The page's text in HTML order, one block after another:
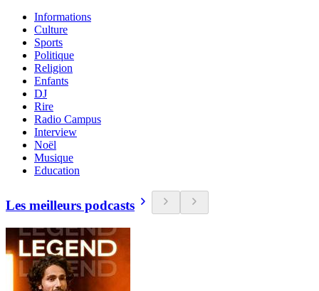
Informations
Culture
Sports
Politique
Religion
Enfants
DJ
Rire
Radio Campus
Interview
Noël
Musique
Education
Les meilleurs podcasts